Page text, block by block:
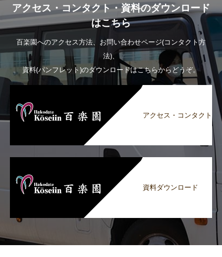
アクセス・コンタクト・資料のダウンロード
はこちら
百楽園へのアクセス方法、お問い合わせページ(コンタクト方
法)、
資料(パンフレット)のダウンロードはこちらからどうぞ。
アクセス・コンタクト
資料ダウンロード